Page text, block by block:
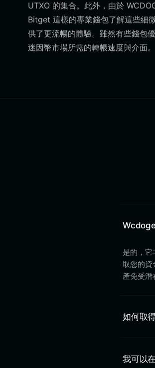
UTXO 的集合。此外，由於
Bitget 這樣的專業錢包了解這些細
供了更流暢的體驗。雖然有些錢包
迷因幣市場所需的轉帳速度與介面。
是的，
取您的資
產免受潛
如何取
我可以